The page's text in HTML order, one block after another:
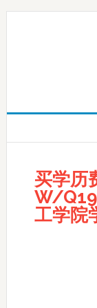
买学历
W/
工学院